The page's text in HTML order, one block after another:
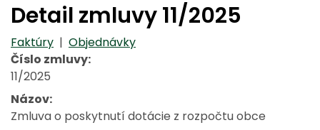
Detail zmluvy 11/2025
Faktúry | Objednávky
Číslo zmluvy:
11/2025
Názov:
Zmluva o poskytnutí dotácie z rozpočtu obce